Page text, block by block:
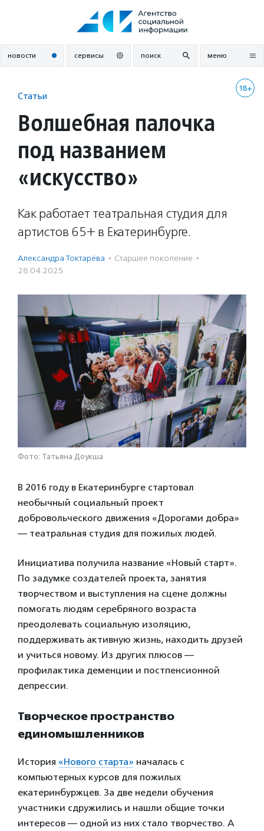
новости сервисы поиск меню
18+
Статьи
Волшебная палочка
под названием
«искусство»
Как работает театральная студия для
артистов 65+ в Екатеринбурге.
Александра Токтарёва · Старшее поколение ·
28.04.2025
Фото: Татьяна Доукша
В 2016 году в Екатеринбурге стартовал
необычный социальный проект
добровольческого движения «Дорогами добра»
— театральная студия для пожилых людей.
Инициатива получила название «Новый старт».
По задумке создателей проекта, занятия
творчеством и выступления на сцене должны
помогать людям серебряного возраста
преодолевать социальную изоляцию,
поддерживать активную жизнь, находить друзей
и учиться новому. Из других плюсов —
профилактика деменции и постпенсионной
депрессии.
Творческое пространство
единомышленников
История «Нового старта» началась с
компьютерных курсов для пожилых
екатеринбуржцев. За две недели обучения
участники сдружились и нашли общие точки
интересов — одной из них стало творчество. А